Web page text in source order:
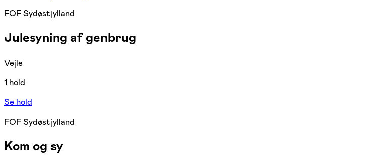
FOF Sydøstjylland
Julesyning af genbrug
Vejle
1 hold
Se hold
FOF Sydøstjylland
Kom og sy